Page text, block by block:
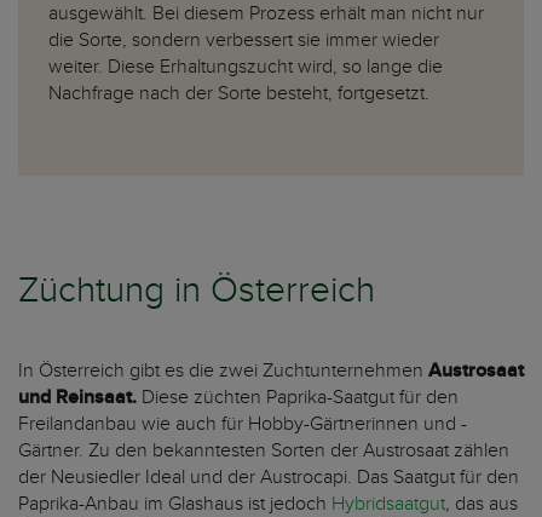
ausgewählt. Bei diesem Prozess erhält man nicht nur
die Sorte, sondern verbessert sie immer wieder
weiter. Diese Erhaltungszucht wird, so lange die
Nachfrage nach der Sorte besteht, fortgesetzt.
Züchtung in Österreich
In Österreich gibt es die zwei Zuchtunternehmen Austrosaat
und Reinsaat. Diese züchten Paprika-Saatgut für den
Freilandanbau wie auch für Hobby-Gärtnerinnen und -
Gärtner. Zu den bekanntesten Sorten der Austrosaat zählen
der Neusiedler Ideal und der Austrocapi. Das Saatgut für den
Paprika-Anbau im Glashaus ist jedoch Hybridsaatgut, das aus